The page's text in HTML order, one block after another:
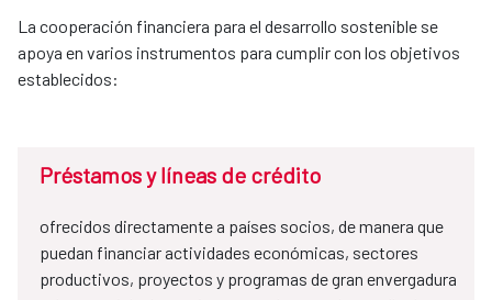
La cooperación financiera para el desarrollo sostenible se
apoya en varios instrumentos para cumplir con los objetivos
establecidos:
Préstamos y líneas de crédito
ofrecidos directamente a países socios, de manera que
puedan financiar actividades económicas, sectores
productivos, proyectos y programas de gran envergadura